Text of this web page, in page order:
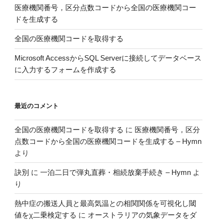
EXCEL
が
オ
ー
バ
ー
フ
し
た
話”
の
医療機関番号，区分点数コードから全国の医療機関コー
ドを生成する
全国の医療機関コードを取得する
Microsoft AccessからSQL Serverに接続してデータベース
に入力するフォームを作成する
最近のコメント
全国の医療機関コードを取得する に 医療機関番号，区分
点数コードから全国の医療機関コードを生成する – Hymn
より
訣別 に 一泊二日で弾丸直葬・相続放棄手続き – Hymn よ
り
熱中症の搬送人員と最高気温との相関関係を可視化し閾
値をχ二乗検定する に オーストラリアの気象データをダ